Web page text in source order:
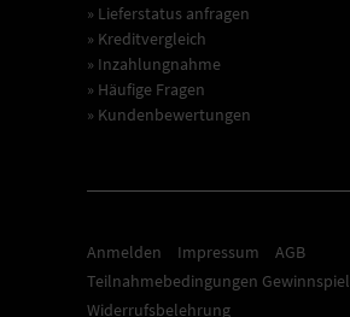
» Lieferstatus anfragen
» Kreditvergleich
» Inzahlungnahme
» Häufige Fragen
» Kundenbewertungen
Anmelden Impressum
AGB
Teilnahmebedingungen Gewinnspiel
Widerrufsbelehrung